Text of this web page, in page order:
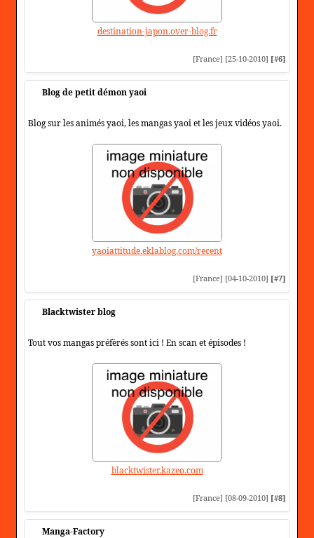
destination-japon.over-blog.fr
[France] [25-10-2010] [#6]
Blog de petit démon yaoi
Blog sur les animés yaoi, les mangas yaoi et les jeux vidéos yaoi.
yaoiattitude.eklablog.com/recent
[France] [04-10-2010] [#7]
Blacktwister blog
Tout vos mangas préfèrés sont ici ! En scan et épisodes !
blacktwister.kazeo.com
[France] [08-09-2010] [#8]
Manga-Factory